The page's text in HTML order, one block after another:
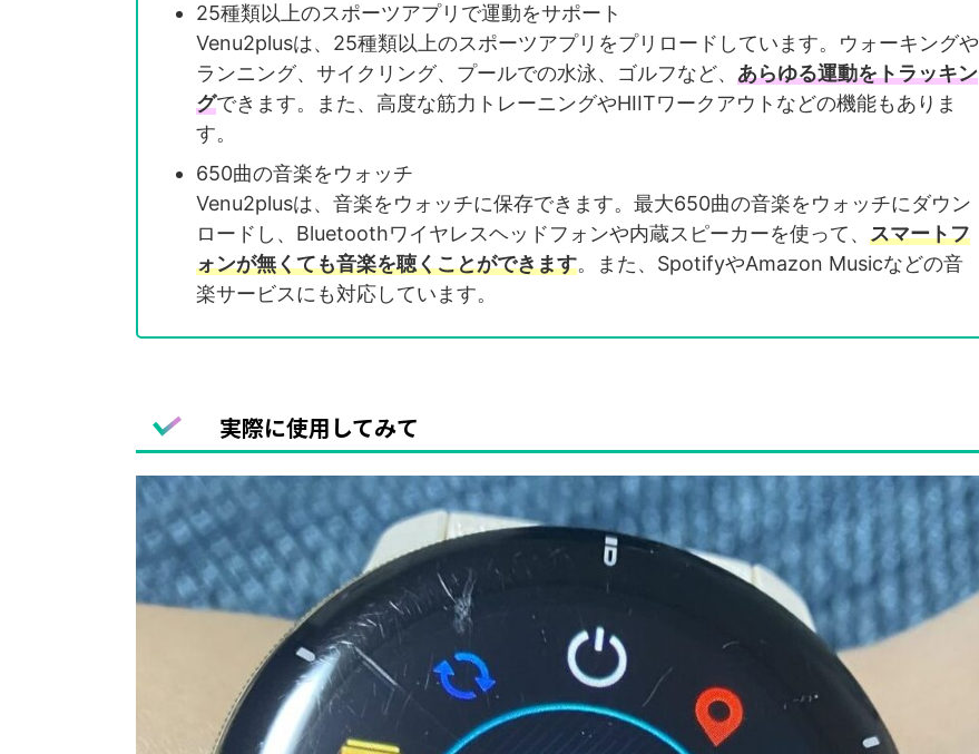
25種類以上のスポーツアプリで運動をサポート
Venu2plusは、25種類以上のスポーツアプリをプリロードしています。ウォーキングや
ランニング、サイクリング、プールでの水泳、ゴルフなど、 あらゆる運動をトラッキン
グできます。また、高度な筋力トレーニングやHIITワークアウトなどの機能もありま
す。
650曲の音楽をウォッチ
Venu2plusは、音楽をウォッチに保存できます。最大650曲の音楽をウォッチにダウン
ロードし、Bluetoothワイヤレスヘッドフォンや内蔵スピーカーを使って、 スマートフ
ォンが無くても音楽を聴くことができます。また、SpotifyやAmazon Musicなどの音
楽サービスにも対応しています。
実際に使用してみて